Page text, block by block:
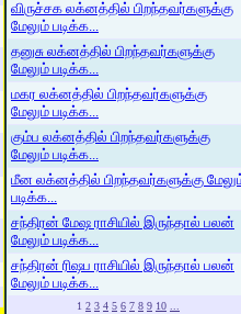
விருச்சக லக்னத்தில் பிறந்தவர்களுக்கு
மேலும் படிக்க...
தனுசு லக்னத்தில் பிறந்தவர்களுக்கு
மேலும் படிக்க...
மகர லக்னத்தில் பிறந்தவர்களுக்கு
மேலும் படிக்க...
கும்ப லக்னத்தில் பிறந்தவர்களுக்கு
மேலும் படிக்க...
மீன லக்னத்தில் பிறந்தவர்களுக்கு
படிக்க...
சந்திரன் மேஷ ராசியில் இருந்தால் பலன்
மேலும் படிக்க...
சந்திரன் ரிஷப ராசியில் இருந்தால் பலன்
மேலும் படிக்க...
1 2 3 4 5 6 7 8 9 10 ...